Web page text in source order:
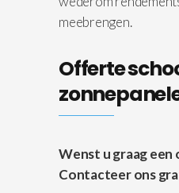
meebrengen.
Offerte
Wenst u graag
Contacteer ons